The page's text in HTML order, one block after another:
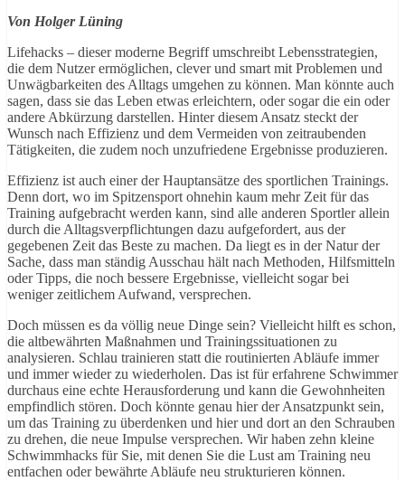
Von Holger Lüning
Lifehacks – dieser moderne Begriff umschreibt Lebensstrategien,
die dem Nutzer ermöglichen, clever und smart mit Problemen und
Unwägbarkeiten des Alltags umgehen zu können. Man könnte auch
sagen, dass sie das Leben etwas erleichtern, oder sogar die ein oder
andere Abkürzung darstellen. Hinter diesem Ansatz steckt der
Wunsch nach Effizienz und dem Vermeiden von zeitraubenden
Tätigkeiten, die zudem noch unzufriedene Ergebnisse produzieren.
Effizienz ist auch einer der Hauptansätze des sportlichen Trainings.
Denn dort, wo im Spitzensport ohnehin kaum mehr Zeit für das
Training aufgebracht werden kann, sind alle anderen Sportler allein
durch die Alltagsverpflichtungen dazu aufgefordert, aus der
gegebenen Zeit das Beste zu machen. Da liegt es in der Natur der
Sache, dass man ständig Ausschau hält nach Methoden, Hilfsmitteln
oder Tipps, die noch bessere Ergebnisse, vielleicht sogar bei
weniger zeitlichem Aufwand, versprechen.
Doch müssen es da völlig neue Dinge sein? Vielleicht hilft es schon,
die altbewährten Maßnahmen und Trainingssituationen zu
analysieren. Schlau trainieren statt die routinierten Abläufe immer
und immer wieder zu wiederholen. Das ist für erfahrene Schwimmer
durchaus eine echte Herausforderung und kann die Gewohnheiten
empfindlich stören. Doch könnte genau hier der Ansatzpunkt sein,
um das Training zu überdenken und hier und dort an den Schrauben
zu drehen, die neue Impulse versprechen. Wir haben zehn kleine
Schwimmhacks für Sie, mit denen Sie die Lust am Training neu
entfachen oder bewährte Abläufe neu strukturieren können.